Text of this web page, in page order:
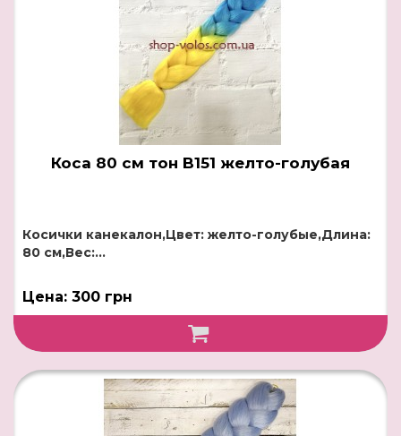
Коса 80 см тон B151 желто-голубая
Косички канекалон,Цвет: желто-голубые,Длина:
80 см,Вес:...
Цена: 300 грн